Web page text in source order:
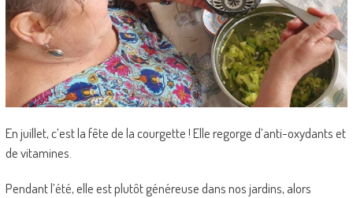
En juillet, c’est la fête de la courgette ! Elle regorge d’anti-oxydants et
de vitamines.
Pendant l’été, elle est plutôt généreuse dans nos jardins, alors